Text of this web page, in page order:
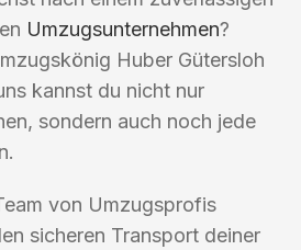
Umzugsunternehmen?
Huber Gütersloh
kannst du nicht nur
sondern auch noch jede
von Umzugsprofis
sicheren Transport deiner